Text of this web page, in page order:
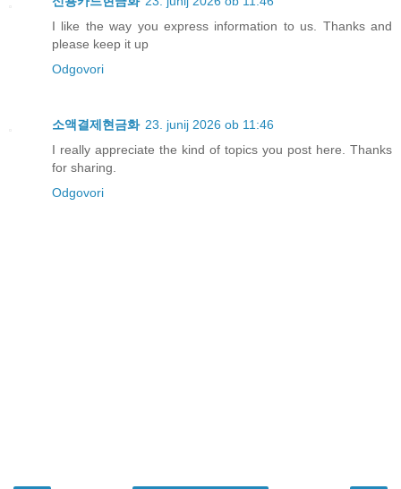
I like the way you express information to us. Thanks and
please keep it up
Odgovori
소액결제현금화 23. junij 2026 ob 11:46
I really appreciate the kind of topics you post here. Thanks
for sharing.
Odgovori